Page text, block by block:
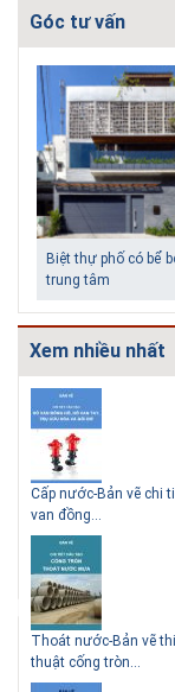
Góc tư vấn
Biệt thự phố có bể
trung tâm
Lý do nên sử dụng
để xây nhà
Xem nhiều nhất
Cấp nước-Bản vẽ chi
van đồng...
Thoát nước-Bản vẽ
thuật cống tròn...